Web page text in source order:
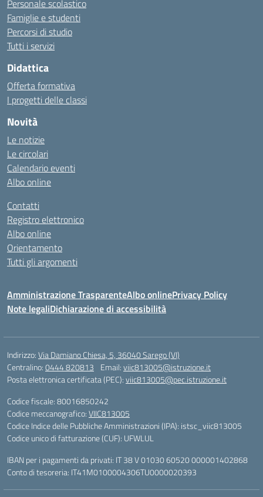
Personale scolastico
Famiglie e studenti
Percorsi di studio
Tutti i servizi
Didattica
Offerta formativa
I progetti delle classi
Novità
Le notizie
Le circolari
Calendario eventi
Albo online
Contatti
Registro elettronico
Albo online
Orientamento
Tutti gli argomenti
Amministrazione TrasparenteAlbo onlinePrivacy Policy
Note legaliDichiarazione di accessibilità
Indirizzo:Via Damiano Chiesa, 5, 36040 Sarego (VI)
Centralino:0444 820813 Email:viic813005@istruzione.it
Posta elettronica certificata (PEC):viic813005@pec.istruzione.it
Codice fiscale: 80016850242
Codice meccanografico:VIIC813005
Codice Indice delle Pubbliche Amministrazioni (IPA): istsc_viic813005
Codice unico di fatturazione (CUF): UFWLUL
IBAN per i pagamenti da privati: IT 38 V 01030 60520 000001402868
Conto di tesoreria: IT41M0100004306TU0000020393